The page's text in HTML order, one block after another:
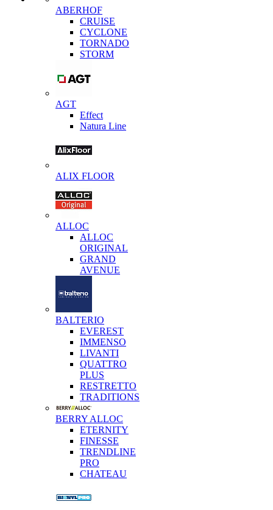
ABERHOF
CRUISE
CYCLONE
TORNADO
STORM
AGT
Effect
Natura Line
ALIX FLOOR
ALLOC
ALLOC
ORIGINAL
GRAND
AVENUE
BALTERIO
EVEREST
IMMENSO
LIVANTI
QUATTRO
PLUS
RESTRETTO
TRADITIONS
BERRY ALLOC
ETERNITY
FINESSE
TRENDLINE
PRO
CHATEAU